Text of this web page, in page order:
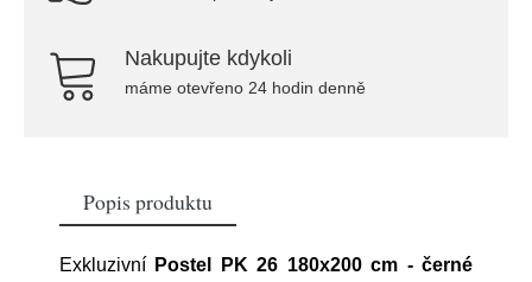
Nakupujte kdykoli
máme otevřeno 24 hodin denně
Popis produktu
Exkluzivní Postel PK 26 180x200 cm - černé